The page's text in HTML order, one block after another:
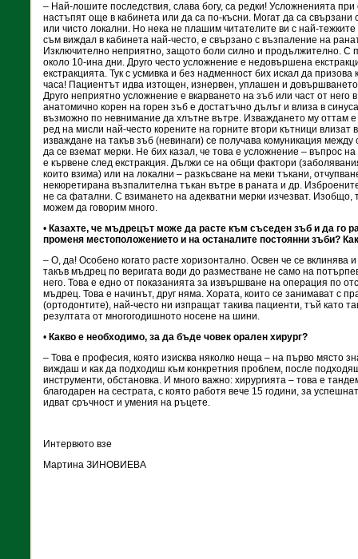
– Най-лошите последствия, слава богу, са редки! Усложненията при
настъпят още в кабинета или да са по-късни. Могат да са
или чисто локални. Но нека не плашим читателите ви с най-
съм виждал в кабинета най-често, е свързано с възпаление на
Изключително неприятно, защото боли силно и продължително. С
около 10-ина дни. Друго често усложнение е недовършена
екстракцията. Тук с усмивка и без надменност бих искал да призова
часа! Пациентът идва изтощен, изнервен, уплашен и довършването
Друго неприятно усложнение е вкарването на зъб или част от него
анатомично корен на горен зъб е достатъчно дълъг и влиза в
възможно по невнимание да хлътне вътре. Изваждането му оттам
ред на мисли най-често корените на горните втори кътници влизат
изваждане на такъв зъб (невинаги) се получава комуникация между
да се вземат мерки. Не бих казал, че това е усложнение – въпрос
е кървене след екстракция. Дължи се на общи фактори
които взима) или на локални – разкъсване на меки тъкани,
некюретирана възпалителна тъкан вътре в раната и др.
не са фатални. С взимането на адекватни мерки изчезват.
можем да говорим много.
• Казахте, че мъдрецът може да расте към съседен зъб и да го
променя местоположението и на останалите постоянни зъби?
– О, да! Особено когато расте хоризонтално. Освен че се вклинява
такъв мъдрец по веригата води до разместване не само на
него. Това е едно от показанията за извършване на операция по
мъдрец. Това е начинът, друг няма. Хората, които се занимават с
(ортодонтите), най-често ни изпращат такива пациенти, тъй като
резултата от многогодишното носене на шини.
• Какво е необходимо, за да бъде човек орален хирург?
– Това е професия, която изисква няколко неща – на първо място
виждаш и как да подходиш към конкретния проблем, после
инструменти, обстановка. И много важно: хирургията – това е
благодарен на сестрата, с която работя вече 15 години, за
идват сръчност и умения на ръцете.
Интервюто взе
Мартина ЗИНОВИЕВА